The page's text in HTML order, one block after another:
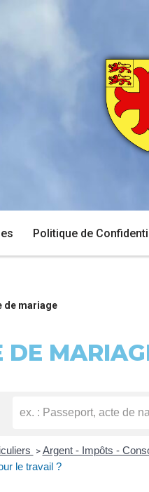
Politique de
de mariage
DE
> Argent - Impôts -
le travail ?